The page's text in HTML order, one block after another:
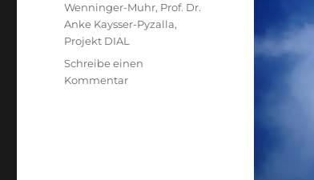
Wenninger-Muhr, Prof. Dr.
Anke Kaysser-Pyzalla,
Projekt DIAL
Schreibe einen
Kommentarzu